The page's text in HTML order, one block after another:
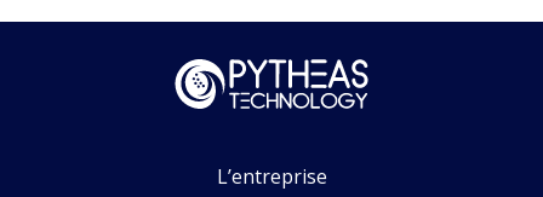
L’entreprise